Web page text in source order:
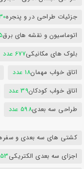
جزئیات طراحی در و پنجره
اتوماسیون و نقشه های برق
بلوک های مکانیکی677 عدد
اتاق خواب مهمان18 عدد
اتاق خواب کودکان39 عدد
طراحی سه بعدی598 عدد
کشتی های سه بعدی و
اجزای سه بعدی الکتریکی353